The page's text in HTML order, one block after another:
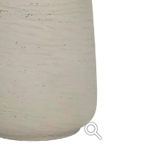
search